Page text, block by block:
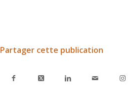
Partager cette publication